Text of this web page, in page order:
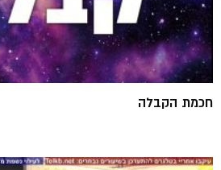
חכמת הקבלה